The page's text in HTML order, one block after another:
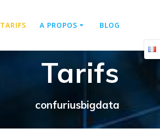
TARIFS A PROPOS BLOG
Tarifs
confuriusbigdata